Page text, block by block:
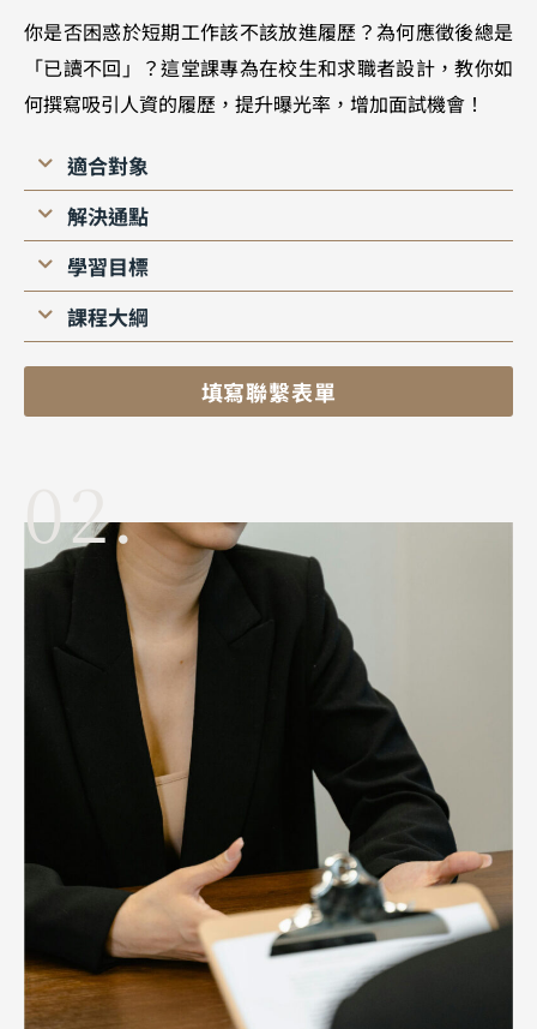
你是否困惑於短期工作該不該放進履歷？為何應徵後總是
「已讀不回」？這堂課專為在校生和求職者設計，教你如
何撰寫吸引人資的履歷，提升曝光率，增加面試機會！
適合對象
解決通點
學習目標
課程大綱
填寫聯繫表單
02.